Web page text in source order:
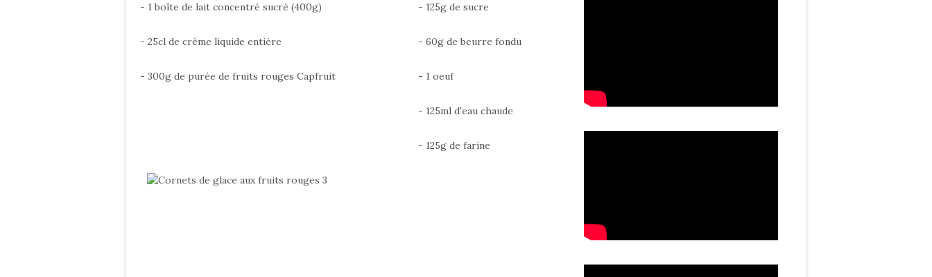
- 1 boîte de lait concentré sucré (400g)
- 25cl de crème liquide entière
- 300g de purée de fruits rouges Capfruit
- 125g de sucre
- 60g de beurre fondu
- 1 oeuf
- 125ml d'eau chaude
- 125g de farine